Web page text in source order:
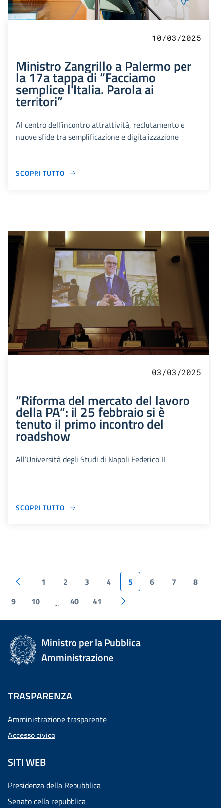
10/03/2025
Ministro Zangrillo a Palermo per
la 17a tappa di “Facciamo
semplice l'Italia. Parola ai
territori”
Al centro dell’incontro attrattività, reclutamento e
nuove sfide tra semplificazione e digitalizzazione
SCOPRI TUTTO
03/03/2025
“Riforma del mercato del lavoro
della PA”: il 25 febbraio si è
tenuto il primo incontro del
roadshow
All’Università degli Studi di Napoli Federico II
SCOPRI TUTTO
1 2 3 4 5 6 7
8
9
10 ... 40 41
Ministro per la Pubblica
Amministrazione
TRASPARENZA
Amministrazione trasparente
Accesso civico
SITI WEB
Presidenza della Repubblica
Senato della repubblica